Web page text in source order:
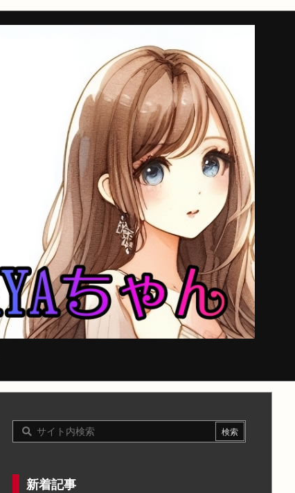
新着記事